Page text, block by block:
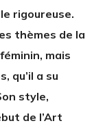
rigoureuse.
thèmes de la
mais
qu’il a su
style,
de l’Art